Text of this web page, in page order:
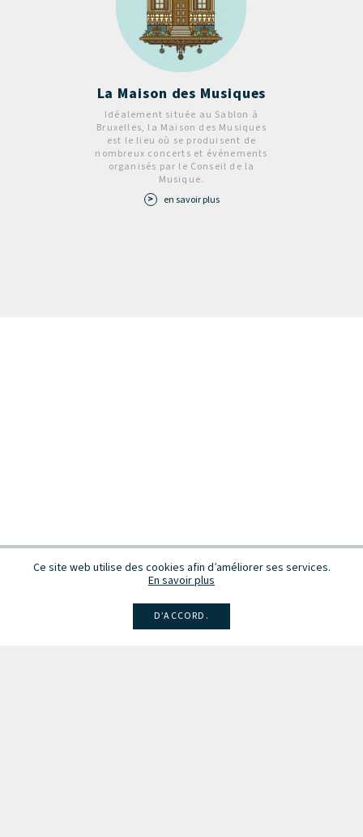
Ce site web utilise des cookies afin d’améliorer ses services.
En savoir plus
D’ACCORD.
La Maison des Musiques
Idéalement située au Sablon à
Bruxelles, la Maison des Musiques
est le lieu où se produisent de
nombreux concerts et événements
organisés par le Conseil de la
Musique.
en savoir plus